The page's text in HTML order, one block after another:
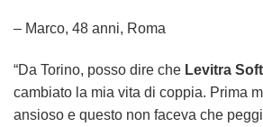
– Marco, 48 anni, Roma
“Da Torino, posso dire che Levitra Soft
cambiato la mia vita di coppia. Prima
ansioso e questo non faceva che